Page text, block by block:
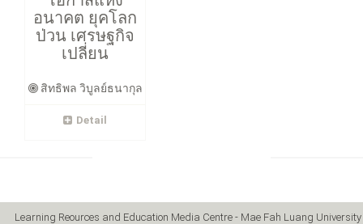
อนาคต ยุคโลก
ป่วน เศรษฐกิจ
เปลี่ยน
สิทธิพล วิบูลย์ธนากุล
Detail
Learning Reources and Education Media Centre - Mae Fah Luang University